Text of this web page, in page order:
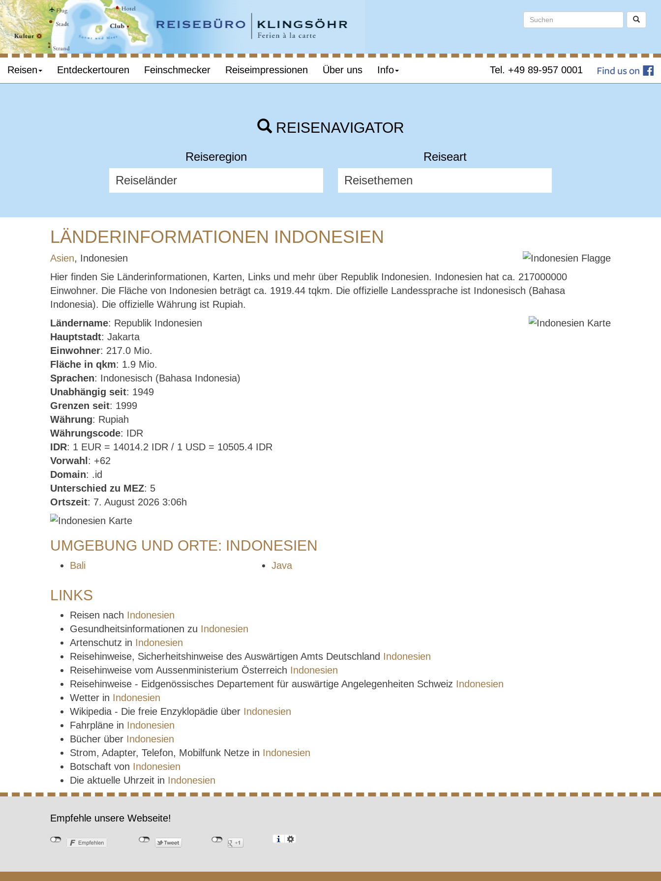
Reisen Entdeckertouren Feinschmecker Reiseimpressionen Über uns Info Tel. +49 89-957 0001
REISENAVIGATOR
Reiseregion Reiseart
LÄNDERINFORMATIONEN INDONESIEN
Asien, Indonesien
Hier finden Sie Länderinformationen, Karten, Links und mehr über Republik Indonesien. Indonesien hat ca. 217000000
Einwohner. Die Fläche von Indonesien beträgt ca. 1919.44 tqkm. Die offizielle Landessprache ist Indonesisch (Bahasa
Indonesia). Die offizielle Währung ist Rupiah.
Ländername: Republik Indonesien
Hauptstadt: Jakarta
Einwohner: 217.0 Mio.
Fläche in qkm: 1.9 Mio.
Sprachen: Indonesisch (Bahasa Indonesia)
Unabhängig seit: 1949
Grenzen seit: 1999
Währung: Rupiah
Währungscode: IDR
IDR: 1 EUR = 14014.2 IDR / 1 USD = 10505.4 IDR
Vorwahl : +62
Domain: .id
Unterschied zu MEZ: 5
Ortszeit: 7. August 2026 3:06h
UMGEBUNG UND ORTE: INDONESIEN
Bali Java
LINKS
Reisen nach Indonesien
Gesundheitsinformationen zu Indonesien
Artenschutz in Indonesien
Reisehinweise, Sicherheitshinweise des Auswärtigen Amts Deutschland Indonesien
Reisehinweise vom Aussenministerium Österreich Indonesien
Reisehinweise - Eidgenössisches Departement für auswärtige Angelegenheiten Schweiz Indonesien
Wetter in Indonesien
Wikipedia - Die freie Enzyklopädie über Indonesien
Fahrpläne in Indonesien
Bücher über Indonesien
Strom, Adapter, Telefon, Mobilfunk Netze in Indonesien
Botschaft von Indonesien
Die aktuelle Uhrzeit in Indonesien
Empfehle unsere Webseite!